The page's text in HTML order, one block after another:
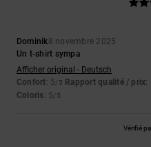
Dominik8 novembre 2025
Un t-shirt sympa
Afficher original - Deutsch
Confort: 5/5 Rapport qualité / prix:
Coloris: 5/5
Vérifié